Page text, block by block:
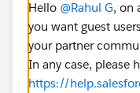
Hello @Rahul G, on
you want guest
your partner
In any case, please
https://